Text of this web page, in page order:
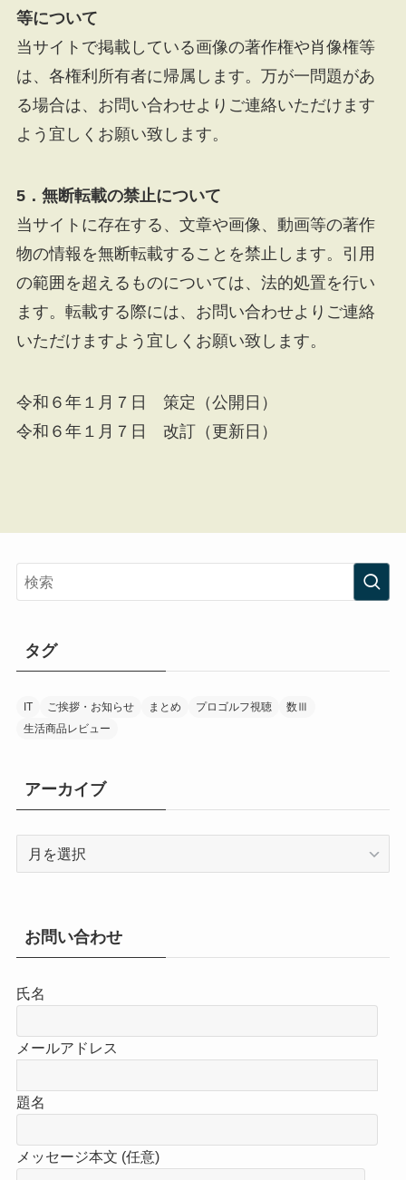
等について
当サイトで掲載している画像の著作権や肖像権等
は、各権利所有者に帰属します。万が一問題があ
る場合は、お問い合わせよりご連絡いただけます
よう宜しくお願い致します。
5．無断転載の禁止について
当サイトに存在する、文章や画像、動画等の著作
物の情報を無断転載することを禁止します。引用
の範囲を超えるものについては、法的処置を行い
ます。転載する際には、お問い合わせよりご連絡
いただけますよう宜しくお願い致します。
令和６年１月７日 策定（公開日）
令和６年１月７日 改訂（更新日）
タグ
IT ご挨拶・お知らせ まとめ プロゴルフ視聴
数Ⅲ
生活商品レビュー
アーカイブ
ブお問い合わせ
氏名
メールアドレス
題名
メッセージ本文 (任意)